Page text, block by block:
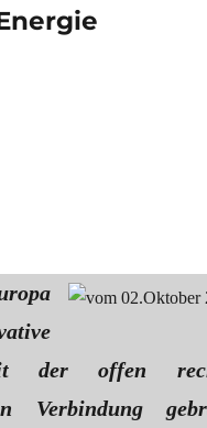
der offen
Verbindung